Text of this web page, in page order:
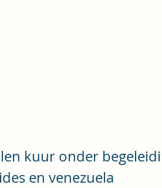
kuur onder
en venezuela